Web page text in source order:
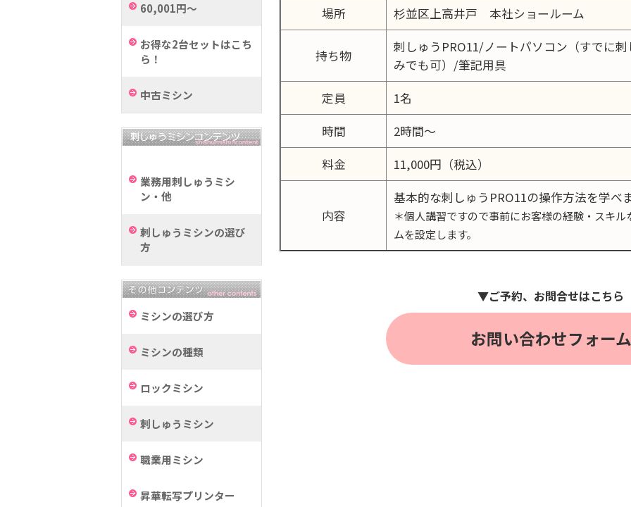
場所 杉並区上高井戸 本社ショールーム
持ち物
刺しゅうPRO11/ノートパソコン（すでに
みでも可）/筆記用具
定員
1名
時間
2時間～
料金
11,000円（税込）
内容
基本的な刺しゅうPRO11の操作方法を学べま
＊個人講習ですので事前にお客様の経験・スキ
ムを設定します。
▼ご予約、お問合せはこちら
お問い合わせフォーム
60,001円～
お得な2台セットはこち
ら！
中古ミシン
業務用刺しゅうミシ
ン・他
刺しゅうミシンの選び
方
ミシンの選び方
ミシンの種類
ロックミシン
刺しゅうミシン
職業用ミシン
昇華転写プリンター